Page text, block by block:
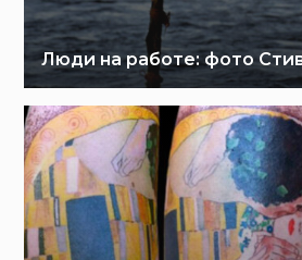
Люди на работе: фото